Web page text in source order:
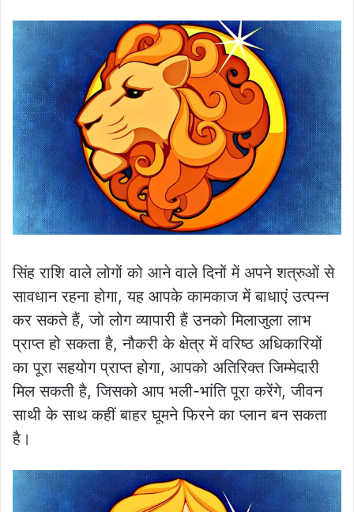
सिंह राशि वाले लोगों को आने वाले दिनों में अपने शत्रुओं से
सावधान रहना होगा, यह आपके कामकाज में बाधाएं उत्पन्न
कर सकते हैं, जो लोग व्यापारी हैं उनको मिलाजुला लाभ
प्राप्त हो सकता है, नौकरी के क्षेत्र में वरिष्ठ अधिकारियों
का पूरा सहयोग प्राप्त होगा, आपको अतिरिक्त जिम्मेदारी
मिल सकती है, जिसको आप भली-भांति पूरा करेंगे, जीवन
साथी के साथ कहीं बाहर घूमने फिरने का प्लान बन सकता
है।